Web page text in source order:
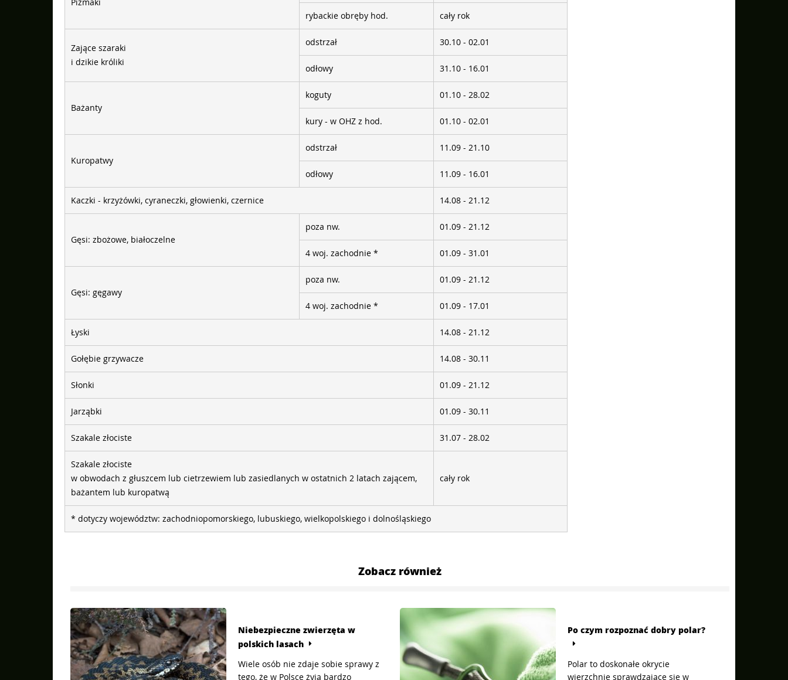
rybackie obręby hod. cały rok
Zające szaraki
i dzikie króliki
odstrzał 30.10 - 02.01
odłowy 31.10 - 16.01
Bażanty
koguty 01.10 - 28.02
kury - w OHZ z hod. 01.10 - 02.01
Kuropatwy
odstrzał 11.09 - 21.10
odłowy 11.09 - 16.01
Kaczki - krzyżówki, cyraneczki, głowienki, czernice 14.08 - 21.12
Gęsi: zbożowe, białoczelne
poza nw. 01.09 - 21.12
4 woj. zachodnie * 01.09 - 31.01
Gęsi: gęgawy
poza nw. 01.09 - 21.12
4 woj. zachodnie * 01.09 - 17.01
Łyski 14.08 - 21.12
Gołębie grzywacze 14.08 - 30.11
Słonki 01.09 - 21.12
Jarząbki 01.09 - 30.11
Szakale złociste 31.07 - 28.02
Szakale złociste
w obwodach z głuszcem lub cietrzewiem lub zasiedlanych w ostatnich 2 latach zającem,
bażantem lub kuropatwą
cały rok
* dotyczy województw: zachodniopomorskiego, lubuskiego, wielkopolskiego i dolnośląskiego
Zobacz również
Niebezpieczne zwierzęta w
polskich lasach
Wiele osób nie zdaje sobie sprawy z
tego, że w Polsce żyją bardzo
Po czym rozpoznać dobry polar?
Polar to doskonałe okrycie
wierzchnie sprawdzające się w